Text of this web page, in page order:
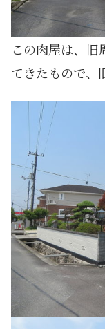
この肉屋は、
てきたもので、